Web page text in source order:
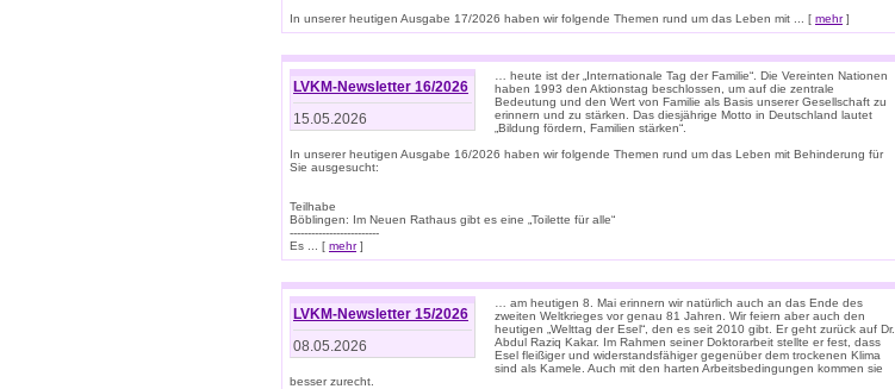
In unserer heutigen Ausgabe 17/2026 haben wir folgende Themen rund um das Leben mit ... [ mehr]
LVKM-Newsletter 16/2026
15.05.2026
… heute ist der „Internationale Tag der Familie“. Die Vereinten Nationen
haben 1993 den Aktionstag beschlossen, um auf die zentrale
Bedeutung und den Wert von Familie als Basis unserer Gesellschaft zu
erinnern und zu stärken. Das diesjährige Motto in Deutschland lautet
„Bildung fördern, Familien stärken“.
In unserer heutigen Ausgabe 16/2026 haben wir folgende Themen rund um das Leben mit Behinderung für
Sie ausgesucht:
Teilhabe
Böblingen: Im Neuen Rathaus gibt es eine „Toilette für alle“
-------------------------
Es ... [ mehr]
LVKM-Newsletter 15/2026
08.05.2026
… am heutigen 8. Mai erinnern wir natürlich auch an das Ende des
zweiten Weltkrieges vor genau 81 Jahren. Wir feiern aber auch den
heutigen „Welttag der Esel“, den es seit 2010 gibt. Er geht zurück auf Dr.
Abdul Raziq Kakar. Im Rahmen seiner Doktorarbeit stellte er fest, dass
Esel fleißiger und widerstandsfähiger gegenüber dem trockenen Klima
sind als Kamele. Auch mit den harten Arbeitsbedingungen kommen sie
besser zurecht.